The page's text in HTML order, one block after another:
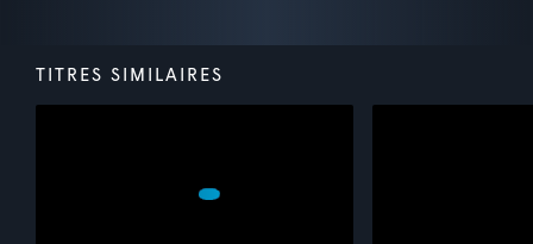
TITRES SIMILAIRES